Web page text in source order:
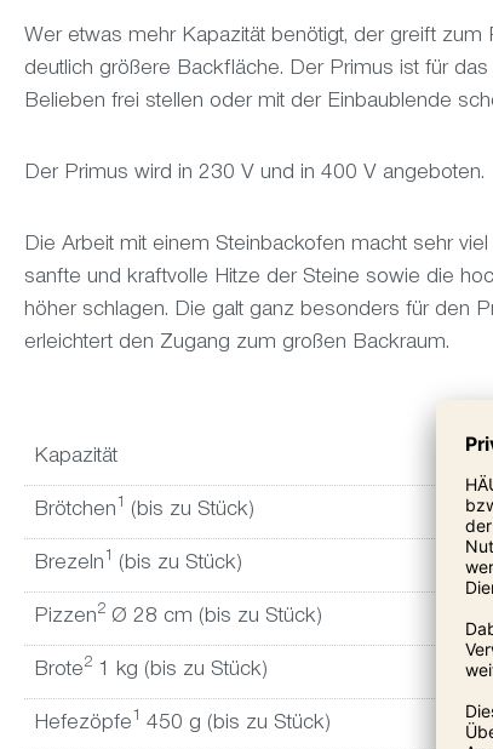
Wer etwas mehr Kapazität benötigt, der greift
deutlich größere Backfläche. Der Primus ist für
Belieben frei stellen oder mit der Einbaublende
Der Primus wird in 230 V und in 400 V angeboten.
Die Arbeit mit einem Steinbackofen macht sehr
sanfte und kraftvolle Hitze der Steine sowie die
höher schlagen. Die galt ganz besonders für den
erleichtert den Zugang zum großen Backraum.
Kapazität
Brötchen 1 (bis zu Stück)
Brezeln 1 (bis zu Stück)
Pizzen2 Ø 28 cm (bis zu Stück)
Brote2 1 kg (bis zu Stück)
Hefezöpfe 1 450 g (bis zu Stück)